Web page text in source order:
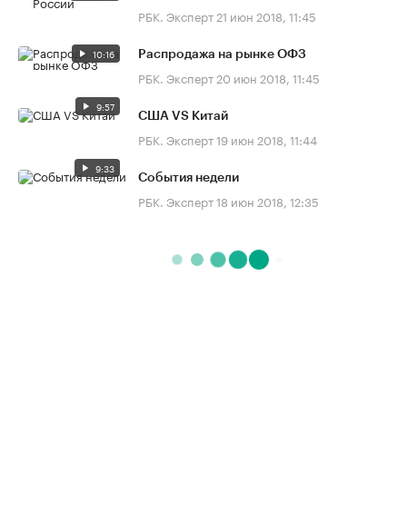
РБК. Эксперт 21 июн 2018, 11:45
10:16 Распродажа на рынке ОФЗ
РБК. Эксперт 20 июн 2018, 11:45
9:57
США VS Китай
РБК. Эксперт19 июн 2018, 11:44
9:33
События недели
РБК. Эксперт18 июн 2018, 12:35